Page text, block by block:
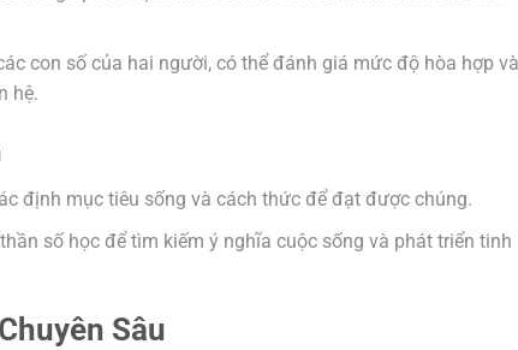
con số của hai người, có thể đánh giá mức độ hòa hợp và
hệ.
định mục tiêu sống và cách thức để đạt được chúng.
số học để tìm kiếm ý nghĩa cuộc sống và phát triển tinh
Sâu